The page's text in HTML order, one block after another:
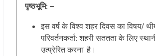
पृष्ठभूमि: –
इस वर्ष के विश्व शहर दिवस का विषय/
परिवर्तनकर्ता: शहरी सततता के लिए
उत्प्रेरित करना’ है।